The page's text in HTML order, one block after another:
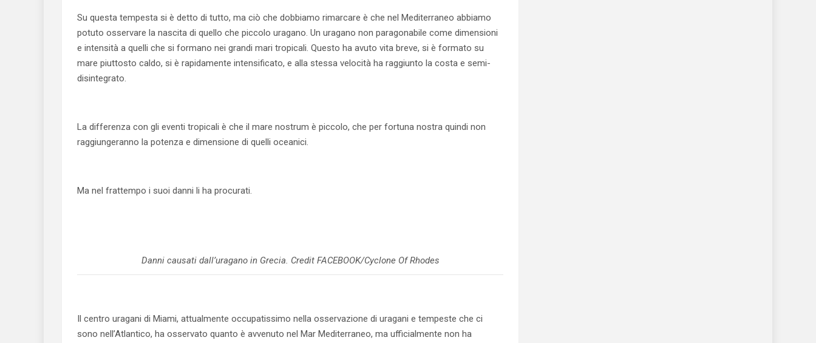
Su questa tempesta si è detto di tutto, ma ciò che dobbiamo rimarcare è che nel Mediterraneo abbiamo
potuto osservare la nascita di quello che piccolo uragano. Un uragano non paragonabile come dimensioni
e intensità a quelli che si formano nei grandi mari tropicali. Questo ha avuto vita breve, si è formato su
mare piuttosto caldo, si è rapidamente intensificato, e alla stessa velocità ha raggiunto la costa e semi-
disintegrato.
La differenza con gli eventi tropicali è che il mare nostrum è piccolo, che per fortuna nostra quindi non
raggiungeranno la potenza e dimensione di quelli oceanici.
Ma nel frattempo i suoi danni li ha procurati.
Danni causati dall’uragano in Grecia. Credit FACEBOOK/Cyclone Of Rhodes
Il centro uragani di Miami, attualmente occupatissimo nella osservazione di uragani e tempeste che ci
sono nell’Atlantico, ha osservato quanto è avvenuto nel Mar Mediterraneo, ma ufficialmente non ha